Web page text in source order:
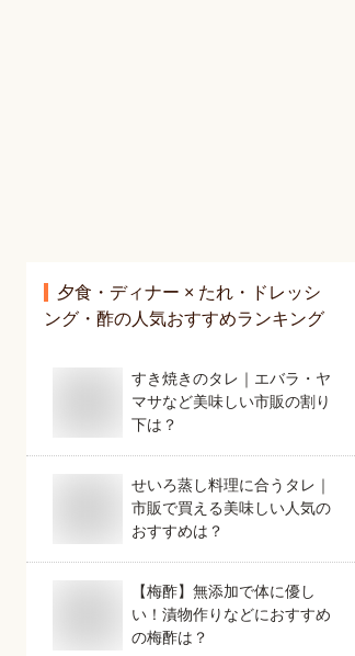
夕食・ディナー × たれ・ドレッシ
ング・酢の人気おすすめランキング
すき焼きのタレ｜エバラ・ヤ
マサなど美味しい市販の割り
下は？
せいろ蒸し料理に合うタレ｜
市販で買える美味しい人気の
おすすめは？
【梅酢】無添加で体に優し
い！漬物作りなどにおすすめ
の梅酢は？